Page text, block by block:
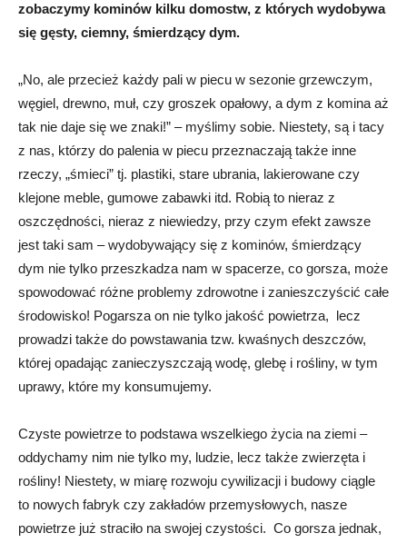
zobaczymy kominów kilku domostw, z których wydobywa
się gęsty, ciemny, śmierdzący dym.
„No, ale przecież każdy pali w piecu w sezonie grzewczym,
węgiel, drewno, muł, czy groszek opałowy, a dym z komina aż
tak nie daje się we znaki!” – myślimy sobie. Niestety, są i tacy
z nas, którzy do palenia w piecu przeznaczają także inne
rzeczy, „śmieci” tj. plastiki, stare ubrania, lakierowane czy
klejone meble, gumowe zabawki itd. Robią to nieraz z
oszczędności, nieraz z niewiedzy, przy czym efekt zawsze
jest taki sam – wydobywający się z kominów, śmierdzący
dym nie tylko przeszkadza nam w spacerze, co gorsza, może
spowodować różne problemy zdrowotne i zanieszczyścić całe
środowisko! Pogarsza on nie tylko jakość powietrza, lecz
prowadzi także do powstawania tzw. kwaśnych deszczów,
której opadając zanieczyszczają wodę, glebę i rośliny, w tym
uprawy, które my konsumujemy.
Czyste powietrze to podstawa wszelkiego życia na ziemi –
oddychamy nim nie tylko my, ludzie, lecz także zwierzęta i
rośliny! Niestety, w miarę rozwoju cywilizacji i budowy ciągle
to nowych fabryk czy zakładów przemysłowych, nasze
powietrze już straciło na swojej czystości. Co gorsza jednak,